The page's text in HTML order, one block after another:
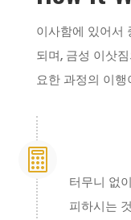
이사함에 있어서
되며, 금성 이삿
요한 과정의 이

터무니 없
피하시는